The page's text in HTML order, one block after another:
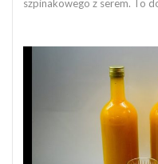
szpinakowego z serem. To